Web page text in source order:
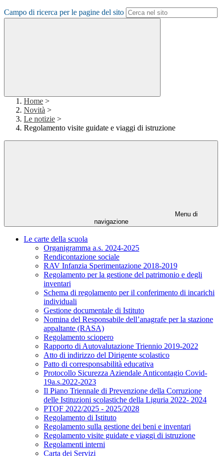
Campo di ricerca per le pagine del sito
Home >
Novità >
Le notizie >
Regolamento visite guidate e viaggi di istruzione
Menu di
navigazione
Le carte della scuola
Organigramma a.s. 2024-2025
Rendicontazione sociale
RAV Infanzia Sperimentazione 2018-2019
Regolamento per la gestione del patrimonio e degli
inventari
Schema di regolamento per il conferimento di incarichi
individuali
Gestione documentale di Istituto
Nomina del Responsabile dell’anagrafe per la stazione
appaltante (RASA)
Regolamento sciopero
Rapporto di Autovalutazione Triennio 2019-2022
Atto di indirizzo del Dirigente scolastico
Patto di corresponsabilità educativa
Protocollo Sicurezza Aziendale Anticontagio Covid-
19a.s.2022-2023
Il Piano Triennale di Prevenzione della Corruzione
delle Istituzioni scolastiche della Liguria 2022- 2024
PTOF 2022/2025 - 2025/2028
Regolamento di Istituto
Regolamento sulla gestione dei beni e inventari
Regolamento visite guidate e viaggi di istruzione
Regolamenti interni
Carta dei Servizi